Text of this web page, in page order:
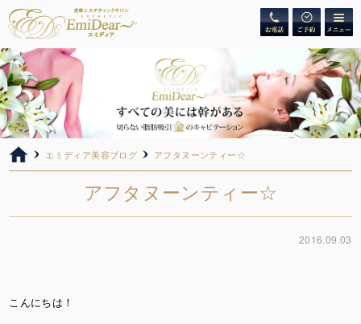
エミディア美容ブログ アフタヌーンティー☆
アフタヌーンティー☆
2016.09.03
こんにちは！